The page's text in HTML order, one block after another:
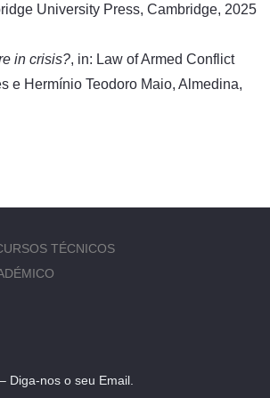
University Press, Cambridge, 2025
in crisis?, in: Law of Armed Conflict
e Hermínio Teodoro Maio, Almedina,
TÉCNICOS
Diga-nos o seu Email.